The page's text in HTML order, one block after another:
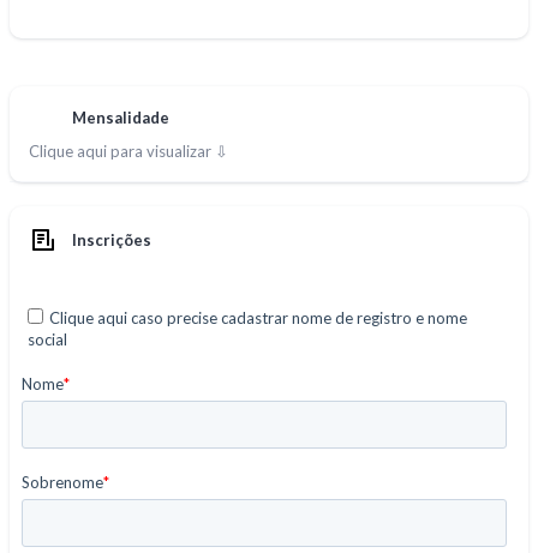
Mensalidade
Clique aqui para visualizar ⇩
Inscrições